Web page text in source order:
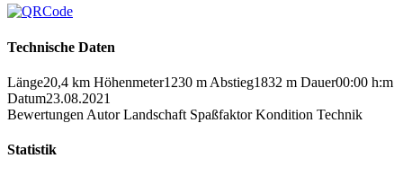
Technische Daten
Länge20,4 km Höhenmeter1230 m Abstieg1832 m Dauer00:00 h:m
Datum23.08.2021
Bewertungen Autor Landschaft Spaßfaktor Kondition Technik
Statistik